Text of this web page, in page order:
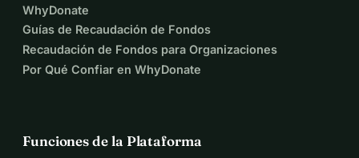
WhyDonate
Guías de Recaudación de Fondos
Recaudación de Fondos para Organizaciones
Por Qué Confiar en WhyDonate
Funciones de la Plataforma